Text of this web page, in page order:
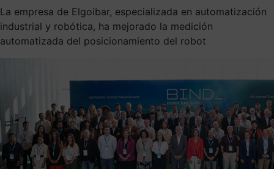
La empresa de Elgoibar, especializada en automatización
industrial y robótica, ha mejorado la medición
automatizada del posicionamiento del robot